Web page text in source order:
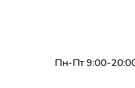
Пн-Пт 9:00-